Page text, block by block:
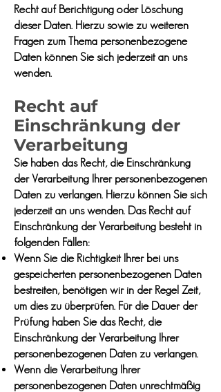
Recht auf Berichtigung oder Löschung
dieser Daten. Hierzu sowie zu weiteren
Fragen zum Thema personenbezogene
Daten können Sie sich jederzeit an uns
wenden.
Recht auf
Einschränkung der
Verarbeitung
Sie haben das Recht, die Einschränkung
der Verarbeitung Ihrer personenbezogenen
Daten zu verlangen. Hierzu können Sie sich
jederzeit an uns wenden. Das Recht auf
Einschränkung der Verarbeitung besteht in
folgenden Fällen:
Wenn Sie die Richtigkeit Ihrer bei uns
gespeicherten personenbezogenen Daten
bestreiten, benötigen wir in der Regel Zeit,
um dies zu überprüfen. Für die Dauer der
Prüfung haben Sie das Recht, die
Einschränkung der Verarbeitung Ihrer
personenbezogenen Daten zu verlangen.
Wenn die Verarbeitung Ihrer
personenbezogenen Daten unrechtmäßig